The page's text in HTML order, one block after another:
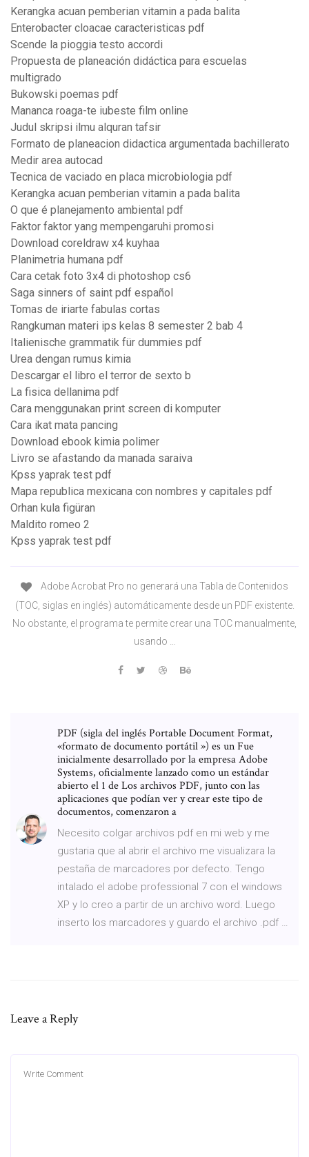
Kerangka acuan pemberian vitamin a pada balita
Enterobacter cloacae caracteristicas pdf
Scende la pioggia testo accordi
Propuesta de planeación didáctica para escuelas
multigrado
Bukowski poemas pdf
Mananca roaga-te iubeste film online
Judul skripsi ilmu alquran tafsir
Formato de planeacion didactica argumentada bachillerato
Medir area autocad
Tecnica de vaciado en placa microbiologia pdf
Kerangka acuan pemberian vitamin a pada balita
O que é planejamento ambiental pdf
Faktor faktor yang mempengaruhi promosi
Download coreldraw x4 kuyhaa
Planimetria humana pdf
Cara cetak foto 3x4 di photoshop cs6
Saga sinners of saint pdf español
Tomas de iriarte fabulas cortas
Rangkuman materi ips kelas 8 semester 2 bab 4
Italienische grammatik für dummies pdf
Urea dengan rumus kimia
Descargar el libro el terror de sexto b
La fisica dellanima pdf
Cara menggunakan print screen di komputer
Cara ikat mata pancing
Download ebook kimia polimer
Livro se afastando da manada saraiva
Kpss yaprak test pdf
Mapa republica mexicana con nombres y capitales pdf
Orhan kula figüran
Maldito romeo 2
Kpss yaprak test pdf
Adobe Acrobat Pro no generará una Tabla de Contenidos
(TOC, siglas en inglés) automáticamente desde un PDF existente.
No obstante, el programa te permite crear una TOC manualmente,
usando …
PDF (sigla del inglés Portable Document Format,
«formato de documento portátil ») es un Fue
inicialmente desarrollado por la empresa Adobe
Systems, oficialmente lanzado como un estándar
abierto el 1 de Los archivos PDF, junto con las
aplicaciones que podían ver y crear este tipo de
documentos, comenzaron a
Necesito colgar archivos pdf en mi web y me
gustaria que al abrir el archivo me visualizara la
pestaña de marcadores por defecto. Tengo
intalado el adobe professional 7 con el windows
XP y lo creo a partir de un archivo word. Luego
inserto los marcadores y guardo el archivo .pdf …
Leave a Reply